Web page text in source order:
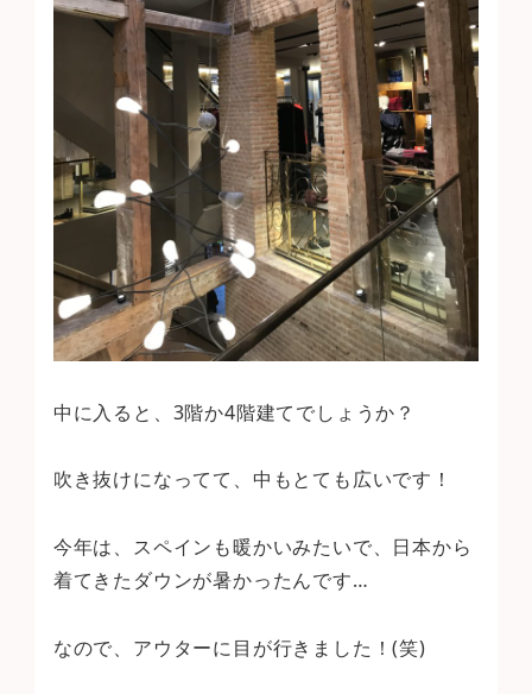
中に入ると、3階か4階建てでしょうか？
吹き抜けになってて、中もとても広いです！
今年は、スペインも暖かいみたいで、日本から
着てきたダウンが暑かったんです…
なので、アウターに目が行きました！(笑)